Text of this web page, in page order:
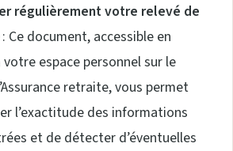
régulièrement votre relevé de
: Ce document, accessible en
votre espace personnel sur le
retraite, vous permet
l’exactitude des informations
et de détecter d’éventuelles